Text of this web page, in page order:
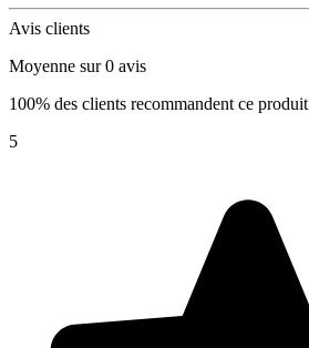
Avis clients
Moyenne sur 0 avis
100% des clients recommandent ce produit
5